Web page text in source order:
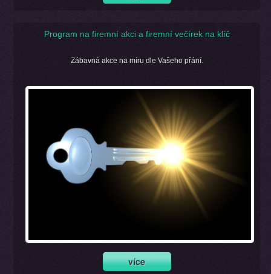
Program na firemní akci a firemní večírek na klíč
Zábavná akce na míru dle Vašeho přání.